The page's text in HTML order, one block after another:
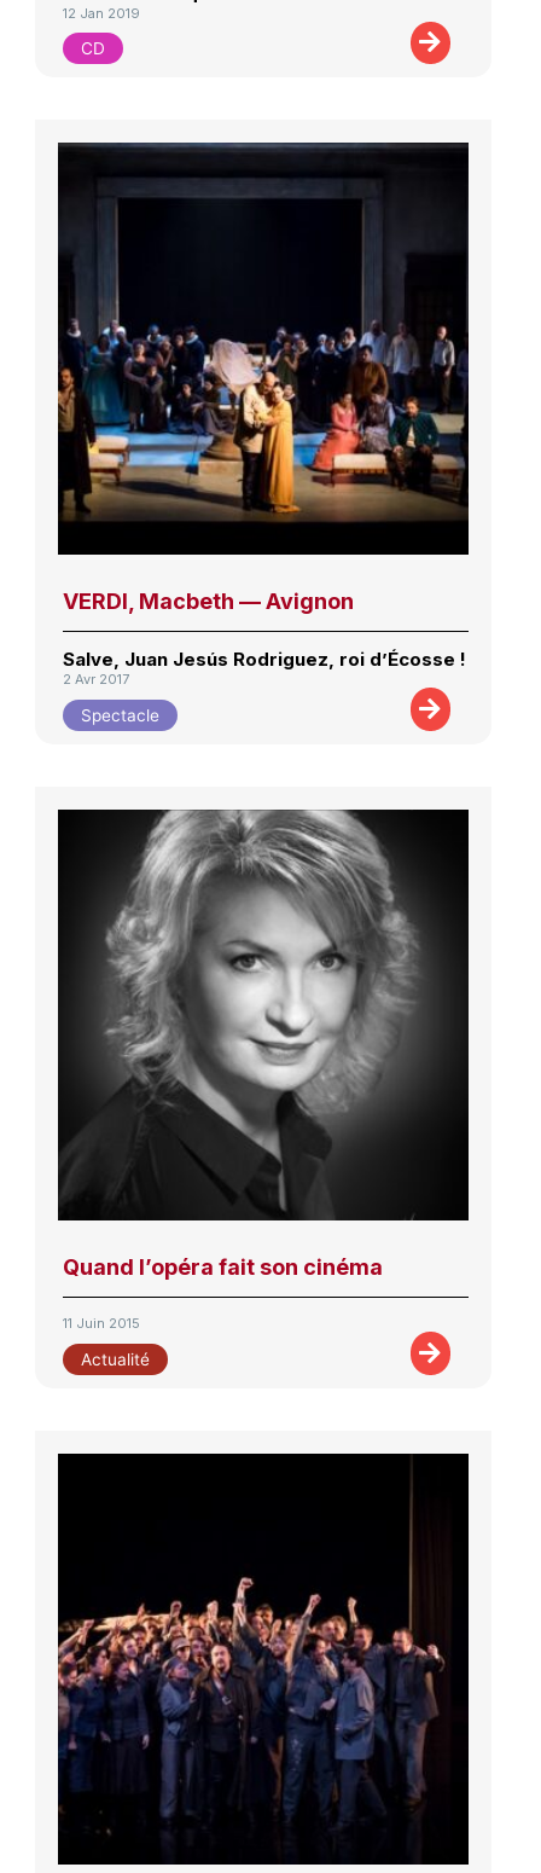
12 Jan 2019
CD
VERDI, Macbeth — Avignon
Salve, Juan Jesús Rodriguez, roi d’Écosse !
2 Avr 2017
Spectacle
Quand l’opéra fait son cinéma
11 Juin 2015
Actualité